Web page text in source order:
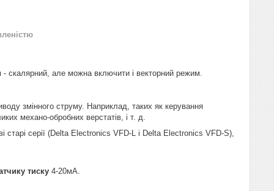
скалярний, але можна включити і векторний режим.
змінного струму. Наприклад, таких як керування
механо-обробних верстатів, і т. д.
старі серії (Delta Electronics VFD-L і Delta Electronics VFD-S),
тиску 4-20мА.